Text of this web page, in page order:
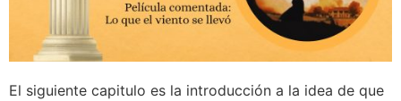
El siguiente capitulo es la introducción a la idea de que